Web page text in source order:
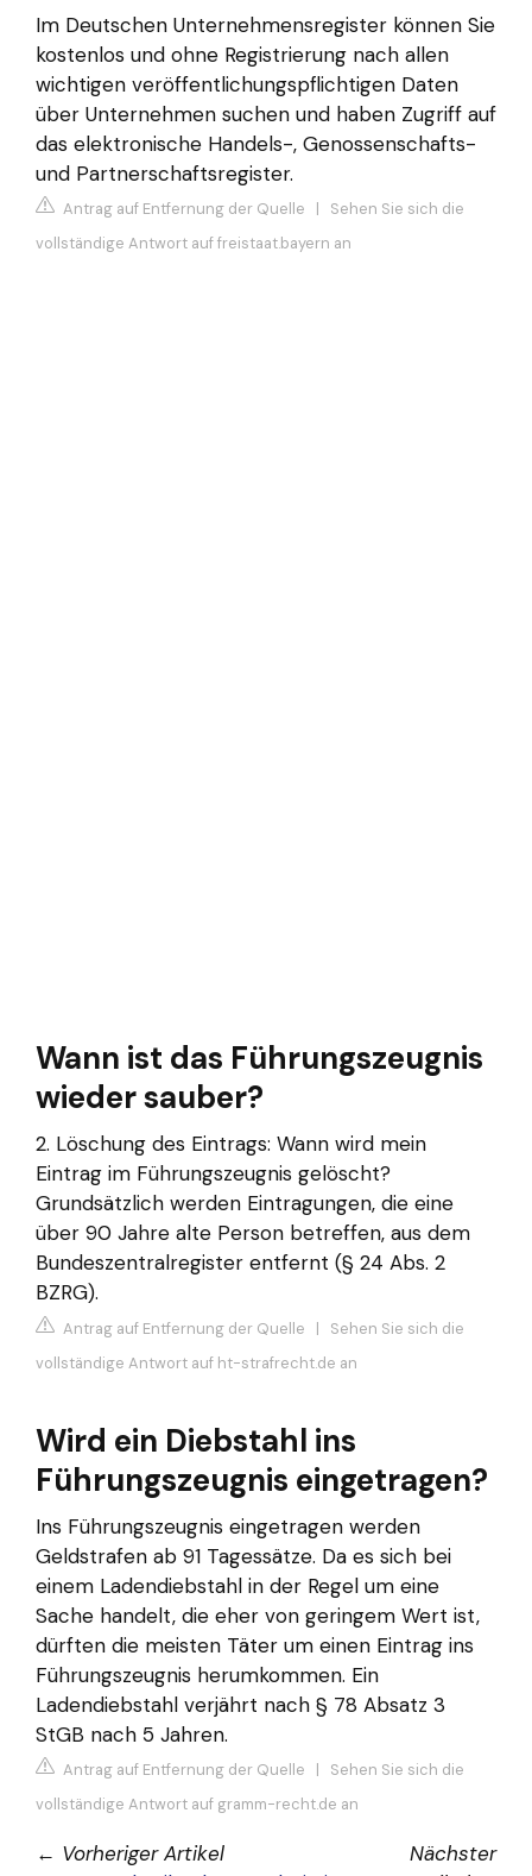
Im Deutschen Unternehmensregister können Sie
kostenlos und ohne Registrierung nach allen
wichtigen veröffentlichungspflichtigen Daten
über Unternehmen suchen und haben Zugriff auf
das elektronische Handels-, Genossenschafts-
und Partnerschaftsregister.
Antrag auf Entfernung der Quelle | Sehen Sie sich die
vollständige Antwort auf freistaat.bayern an
Wann ist das Führungszeugnis
wieder sauber?
2. Löschung des Eintrags: Wann wird mein
Eintrag im Führungszeugnis gelöscht?
Grundsätzlich werden Eintragungen, die eine
über 90 Jahre alte Person betreffen, aus dem
Bundeszentralregister entfernt (§ 24 Abs. 2
BZRG).
Antrag auf Entfernung der Quelle | Sehen Sie sich die
vollständige Antwort auf ht-strafrecht.de an
Wird ein Diebstahl ins
Führungszeugnis eingetragen?
Ins Führungszeugnis eingetragen werden
Geldstrafen ab 91 Tagessätze. Da es sich bei
einem Ladendiebstahl in der Regel um eine
Sache handelt, die eher von geringem Wert ist,
dürften die meisten Täter um einen Eintrag ins
Führungszeugnis herumkommen. Ein
Ladendiebstahl verjährt nach § 78 Absatz 3
StGB nach 5 Jahren.
Antrag auf Entfernung der Quelle | Sehen Sie sich die
vollständige Antwort auf gramm-recht.de an
← Vorheriger Artikel
Nächster